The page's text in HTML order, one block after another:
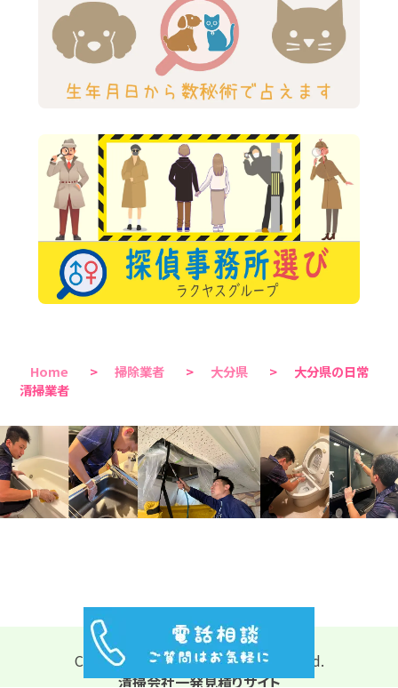
Home > 掃除業者 > 大分県 >
大分県の日常
清掃業者
Copyright © 2026 All Rights Reserved.
清掃会社一発見積りサイト